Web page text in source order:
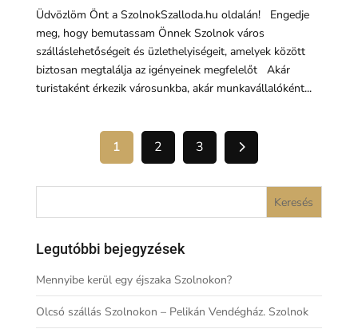
Üdvözlöm Önt a SzolnokSzalloda.hu oldalán! Engedje
meg, hogy bemutassam Önnek Szolnok város
szálláslehetőségeit és üzlethelyiségeit, amelyek között
biztosan megtalálja az igényeinek megfelelőt Akár
turistaként érkezik városunkba, akár munkavállalóként...
1 2 3 5
Legutóbbi bejegyzések
Mennyibe kerül egy éjszaka Szolnokon?
Olcsó szállás Szolnokon – Pelikán Vendégház. Szolnok